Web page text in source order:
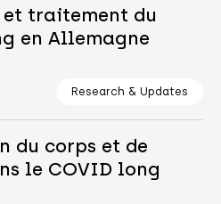
et traitement du
en Allemagne
Research & Updates
du corps et de
le COVID long